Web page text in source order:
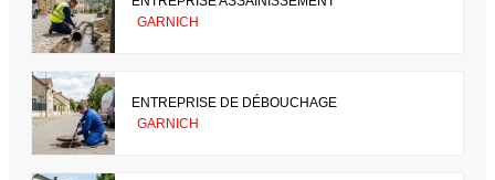
GARNICH
ENTREPRISE DE DÉBOUCHAGE
GARNICH